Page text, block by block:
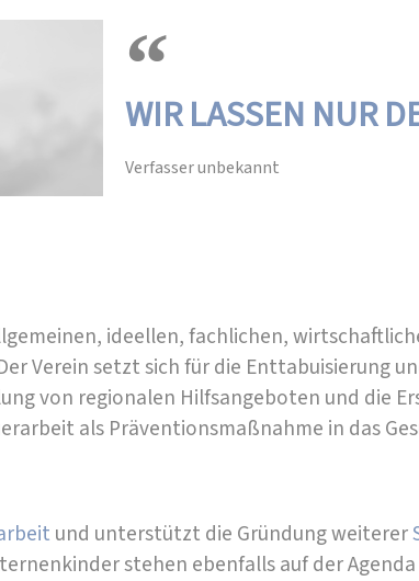
WIR LASSEN NUR
Verfasser unbekannt
ideellen, fachlichen,
Verein setzt sich für die Enttabuisierung
von regionalen Hilfsangeboten und die
als Präventionsmaßnahme in das
und unterstützt die Gründung weiterer
stehen ebenfalls auf der Agenda